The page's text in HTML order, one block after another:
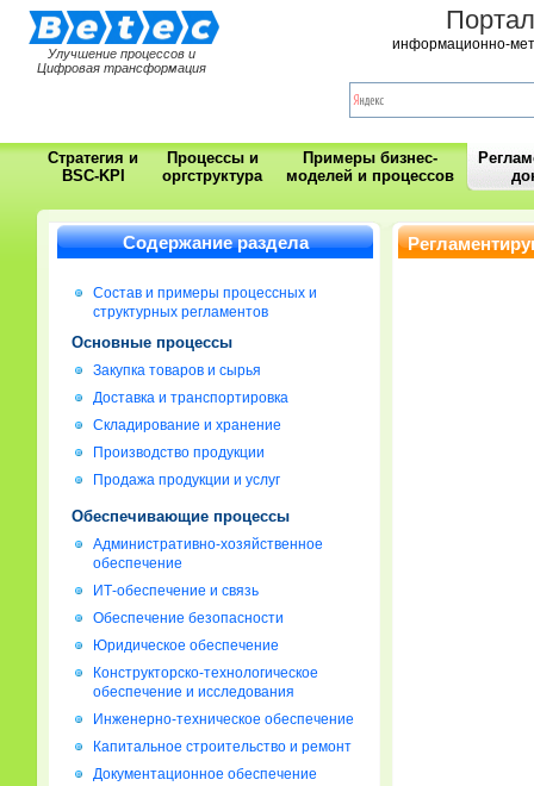
Улучшение процессов и
Цифровая трансформация
информационно-
Стратегия и
BSC-KPI
Процессы и
оргструктура
Примеры бизнес-
моделей и процессов
Содержание раздела
Состав и примеры процессных и
структурных регламентов
Основные процессы
Закупка товаров и сырья
Доставка и транспортировка
Складирование и хранение
Производство продукции
Продажа продукции и услуг
Обеспечивающие процессы
Административно-хозяйственное
обеспечение
ИТ-обеспечение и связь
Обеспечение безопасности
Юридическое обеспечение
Конструкторско-технологическое
обеспечение и исследования
Инженерно-техническое обеспечение
Капитальное строительство и ремонт
Документационное обеспечение